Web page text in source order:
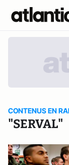
CONTENUS EN
"SERVAL"